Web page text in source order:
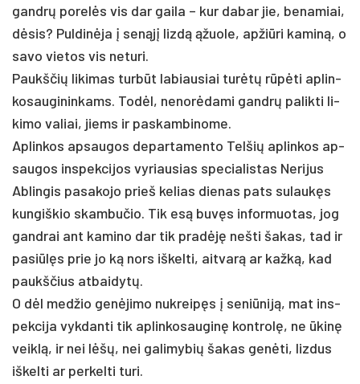
gandrų po­relės vis dar gai­la – kur da­bar jie, be­na­miai,
dėsis? Pul­dinė­ja į senąjį lizdą ąžuo­le, ap­žiū­ri ka­miną, o
sa­vo vie­tos vis ne­tu­ri.
Paukš­čių li­ki­mas turbūt la­biau­siai turėtų rūpėti ap­lin­
ko­sau­gi­nin­kams. Todėl, ne­norė­da­mi gandrų pa­lik­ti li­
ki­mo va­liai, jiems ir pa­skam­bi­no­me.
Ap­lin­kos ap­sau­gos de­par­ta­men­to Tel­šių ap­lin­kos ap­
sau­gos ins­pek­ci­jos vy­riau­sias spe­cia­lis­tas Ne­ri­jus
Ab­lin­gis pa­sa­ko­jo prie­š ke­lias die­nas pa­ts su­laukęs
kungiškio skam­bu­čio. Tik esą buvęs in­for­muo­tas, jog
gand­rai ant ka­mi­no dar tik pra­dėję ne­šti ša­kas, tad ir
pa­si­ūlęs prie jo ką nors iš­kel­ti, ait­varą ar kažką, kad
paukš­čius at­bai­dytų.
O dėl med­žio genė­ji­mo nu­kreipęs į se­niū­niją, mat ins­
pek­ci­ja vyk­dan­ti tik ap­lin­ko­sau­ginę kont­rolę, ne ūkinę
veiklą, ir nei lėšų, nei ga­li­my­bių ša­kas genė­ti, liz­dus
iš­kel­ti ar per­kel­ti tu­ri.